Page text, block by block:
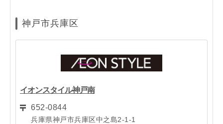
神戸市兵庫区
イオンスタイル神戸南
652-0844
兵庫県神戸市兵庫区中之島2-1-1